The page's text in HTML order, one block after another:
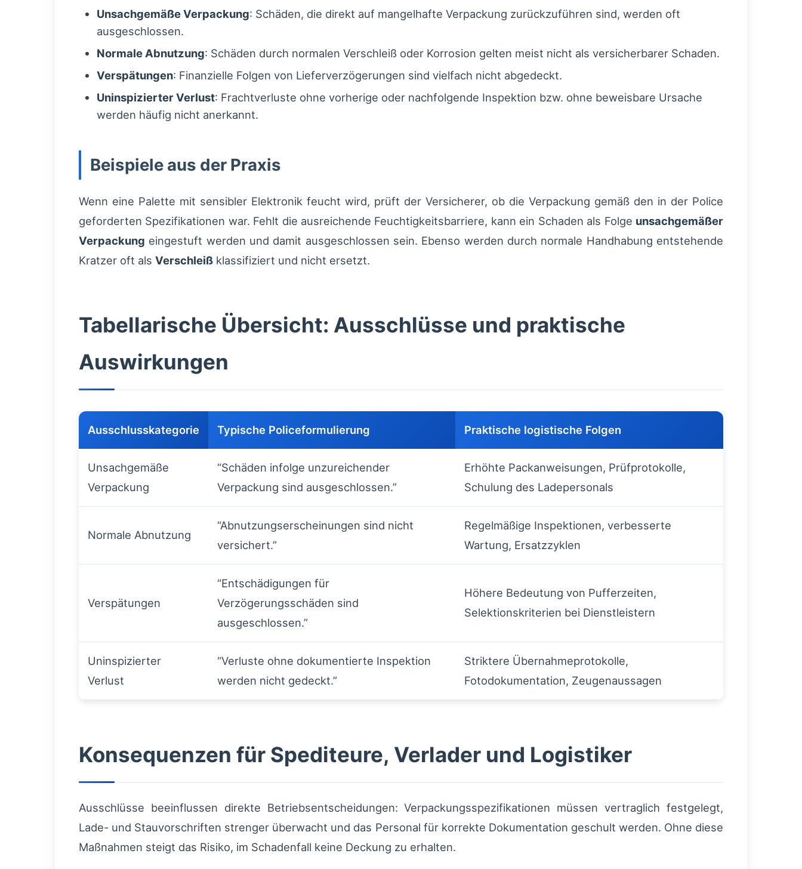
Unsachgemäße Verpackung: Schäden, die direkt auf mangelhafte Verpackung zurückzuführen sind, werden oft
ausgeschlossen.
Normale Abnutzung: Schäden durch normalen Verschleiß oder Korrosion gelten meist nicht als versicherbarer Schaden.
Verspätungen: Finanzielle Folgen von Lieferverzögerungen sind vielfach nicht abgedeckt.
Uninspizierter Verlust: Frachtverluste ohne vorherige oder nachfolgende Inspektion bzw. ohne beweisbare Ursache
werden häufig nicht anerkannt.
Beispiele aus der Praxis
Wenn eine Palette mit sensibler Elektronik feucht wird, prüft der Versicherer, ob die Verpackung gemäß den in der Police
geforderten Spezifikationen war. Fehlt die ausreichende Feuchtigkeitsbarriere, kann ein Schaden als Folge unsachgemäßer
Verpackung eingestuft werden und damit ausgeschlossen sein. Ebenso werden durch normale Handhabung entstehende
Kratzer oft als Verschleiß klassifiziert und nicht ersetzt.
Tabellarische Übersicht: Ausschlüsse und praktische
Auswirkungen
Ausschlusskategorie Typische Policeformulierung Praktische logistische Folgen
Unsachgemäße
Verpackung
“Schäden infolge unzureichender
Verpackung sind ausgeschlossen.”
Erhöhte Packanweisungen, Prüfprotokolle,
Schulung des Ladepersonals
Normale Abnutzung
“Abnutzungserscheinungen sind nicht
versichert.”
Regelmäßige Inspektionen, verbesserte
Wartung, Ersatzzyklen
Verspätungen
“Entschädigungen für
Verzögerungsschäden sind
ausgeschlossen.”
Höhere Bedeutung von Pufferzeiten,
Selektionskriterien bei Dienstleistern
Uninspizierter
Verlust
“Verluste ohne dokumentierte Inspektion
werden nicht gedeckt.”
Striktere Übernahmeprotokolle,
Fotodokumentation, Zeugenaussagen
Konsequenzen für Spediteure, Verlader und Logistiker
Ausschlüsse beeinflussen direkte Betriebsentscheidungen: Verpackungsspezifikationen müssen vertraglich festgelegt,
Lade- und Stauvorschriften strenger überwacht und das Personal für korrekte Dokumentation geschult werden. Ohne diese
Maßnahmen steigt das Risiko, im Schadenfall keine Deckung zu erhalten.